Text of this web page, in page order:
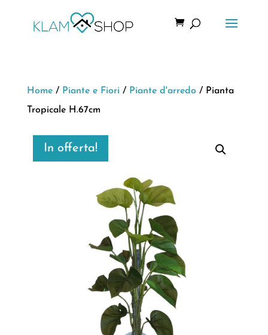
Home/ Piante e Fiori / Piante d'arredo / Pianta
Tropicale H.67cm
In offerta!